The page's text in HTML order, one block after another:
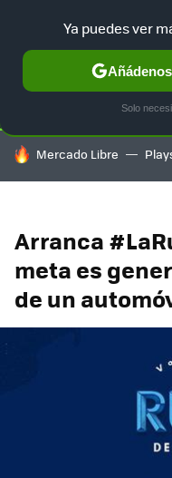
SELECCIÓN GAMING
HOY SE HABLA DE
Mercado Libre
Arranca
meta es
de un
Ya puedes ver
Solo